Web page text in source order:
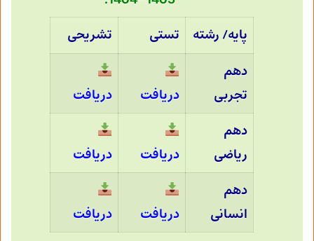
پایه/ رشته
تستی
تشریحی
دهم
تجربی
دریافت
دریافت
دهم
ریاضی
دریافت
دریافت
دهم
انسانی
دریافت دریافت